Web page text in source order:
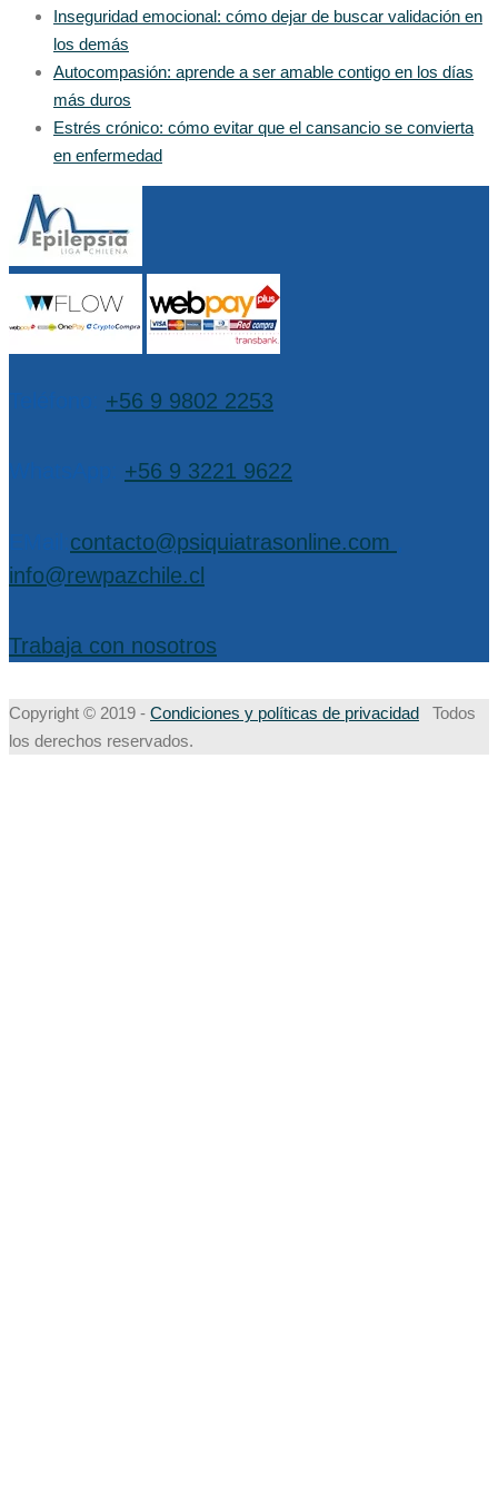
Inseguridad emocional: cómo dejar de buscar validación en
los demás
Autocompasión: aprende a ser amable contigo en los días
más duros
Estrés crónico: cómo evitar que el cansancio se convierta
en enfermedad
+56 9 9802 2253
+56 9 3221 9622
contacto@psiquiatrasonline.com
info@rewpazchile.cl
Trabaja con nosotros
Copyright © 2019 - Condiciones y políticas de privacidad
Todos
los derechos reservados.